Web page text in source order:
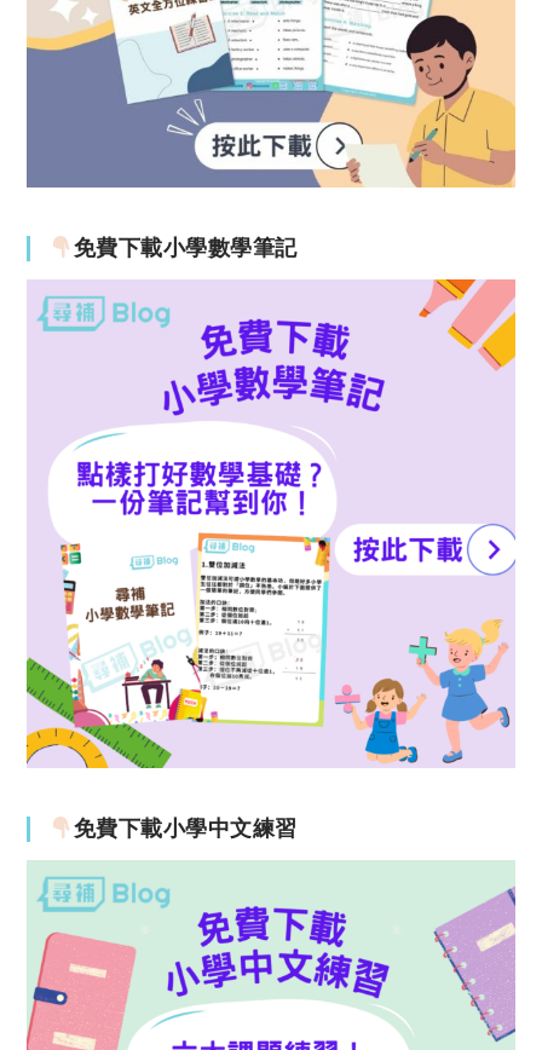
免費下載小學數學筆記
免費下載小學中文練習